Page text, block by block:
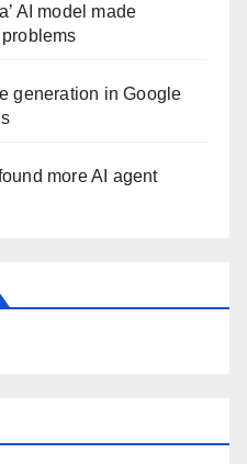
AI model made
generation in Google
more AI agent